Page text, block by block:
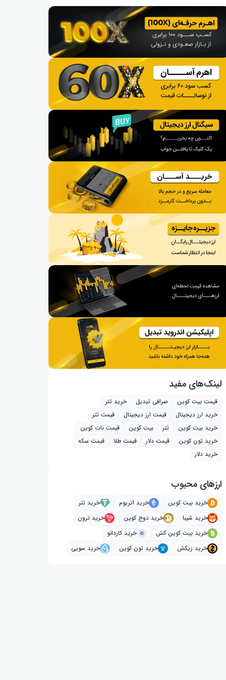
لینک‌های مفید
قیمت بیت کوین صرافی تبدیل
خرید تتر
خرید ارز دیجیتال
قیمت ارز دیجیتال
قیمت تتر
خرید بیت‌ کوین
تتر بیت کوین
قیمت نات کوین
خرید تون کوین
قیمت دلار قیمت طلا
قیمت سکه
خرید دلار
ارز‌های محبوب
خرید بیت کوین خرید اتریوم
خرید تتر
خرید شیبا
خرید دوج کوین
خرید ترون
خرید بیت کوین کش
خرید کاردانو
خرید زیکش
خرید تون کوین خرید سویی